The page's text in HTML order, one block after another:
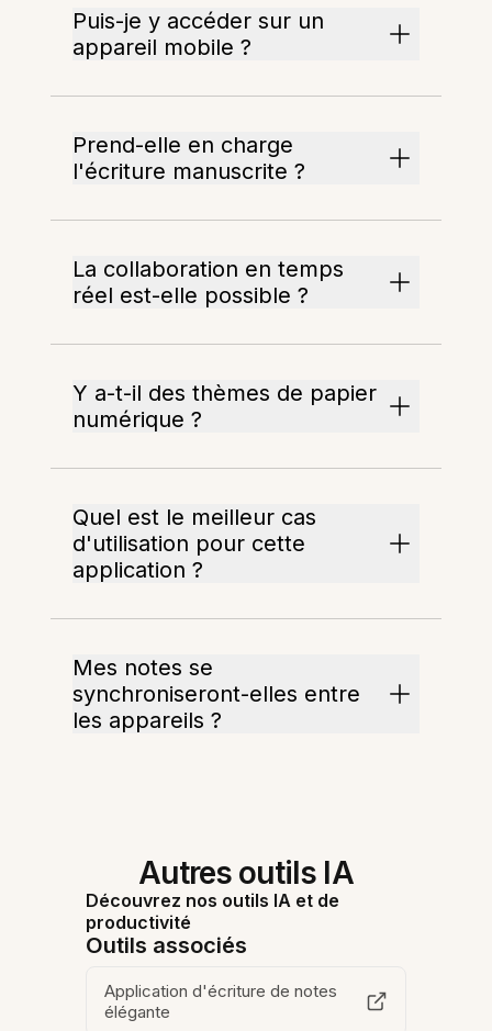
Puis-je y accéder sur un
appareil mobile ?
Prend-elle en charge
l'écriture manuscrite ?
La collaboration en temps
réel est-elle possible ?
Y a-t-il des thèmes de papier
numérique ?
Quel est le meilleur cas
d'utilisation pour cette
application ?
Mes notes se
synchroniseront-elles entre
les appareils ?
Autres outils IA
Découvrez nos outils IA et de
productivité
Outils associés
Application d'écriture de notes
élégante